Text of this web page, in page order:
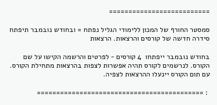
==========================
סמסטר החורף של המכון ללימודי הגליל נפתח = ובחודש נובמבר תיפתח
סידרה חדשה של קורסים והרצאות. הרצאות
בחודש נובמבר ייפתחו 4 קורסים - לפרטים והרשמה הקישו על שם
הקורס. לנרשמים לקורס תהיה אפשרות לצפות בהרצאות מתחילת הקורס.
עם תום הקורס יינעלו ההרצאות לצפיה.
: ===========================================